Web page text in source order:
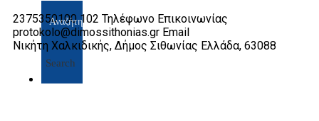
Search
2375350100 102 Τηλέφωνο Επικοινωνίας
protokolo@dimossithonias.gr Email
Νικήτη Χαλκιδικής, Δήμος Σιθωνίας Ελλάδα, 63088